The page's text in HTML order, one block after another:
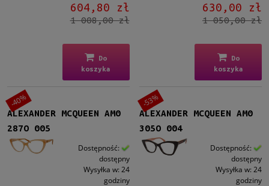
Brązowy/Beżowy
(109)
Materiał
Metalowe
Plastikowe
604,80 zł
1 008,00 zł
Do
koszyka
630,00 zł
1 050,00 zł
Do
koszyka
ALEXANDER MCQUEEN AM0
287O 005
Dostępność:
dostępny
Wysyłka w: 24
godziny
-40%
ALEXANDER MCQUEEN AM0
305O 004
Dostępność:
dostępny
Wysyłka w: 24
godziny
-53%